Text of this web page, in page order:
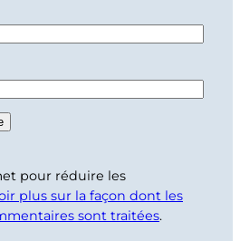
pour réduire les
plus sur la façon dont les
sont traitées.